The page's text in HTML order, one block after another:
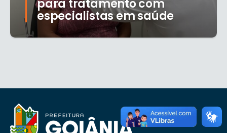
para tratamento com
especialistas em saúde